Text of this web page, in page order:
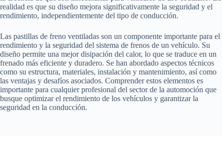
realidad es que su diseño mejora significativamente la seguridad y el
rendimiento, independientemente del tipo de conducción.
Las pastillas de freno ventiladas son un componente importante para el
rendimiento y la seguridad del sistema de frenos de un vehículo. Su
diseño permite una mejor disipación del calor, lo que se traduce en un
frenado más eficiente y duradero. Se han abordado aspectos técnicos
como su estructura, materiales, instalación y mantenimiento, así como
las ventajas y desafíos asociados. Comprender estos elementos es
importante para cualquier profesional del sector de la automoción que
busque optimizar el rendimiento de los vehículos y garantizar la
seguridad en la conducción.